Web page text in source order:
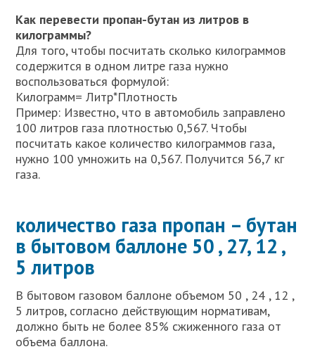
Как перевести пропан-бутан из литров в
килограммы?
Для того, чтобы посчитать сколько килограммов
содержится в одном литре газа нужно
воспользоваться формулой:
Килограмм= Литр*Плотность
Пример: Известно, что в автомобиль заправлено
100 литров газа плотностью 0,567. Чтобы
посчитать какое количество килограммов газа,
нужно 100 умножить на 0,567. Получится 56,7 кг
газа.
количество газа пропан – бутан
в бытовом баллоне 50 , 27, 12 ,
5 литров
В бытовом газовом баллоне объемом 50 , 24 , 12 ,
5 литров, согласно действующим нормативам,
должно быть не более 85% сжиженного газа от
объема баллона.